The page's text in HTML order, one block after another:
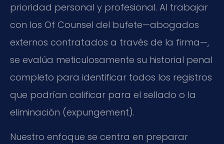
prioridad personal y profesional. Al trabajar
con los Of Counsel del bufete—abogados
externos contratados a través de la firma—,
se evalúa meticulosamente su historial penal
completo para identificar todos los registros
que podrían calificar para el sellado o la
eliminación (expungement).
Nuestro enfoque se centra en preparar